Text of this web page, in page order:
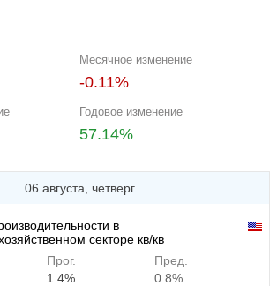
Месячное изменение
-0.11%
Годовое изменение
57.14%
06 августа, четверг
в
секторе кв/кв
Прог.
1.4%
Пред.
0.8%